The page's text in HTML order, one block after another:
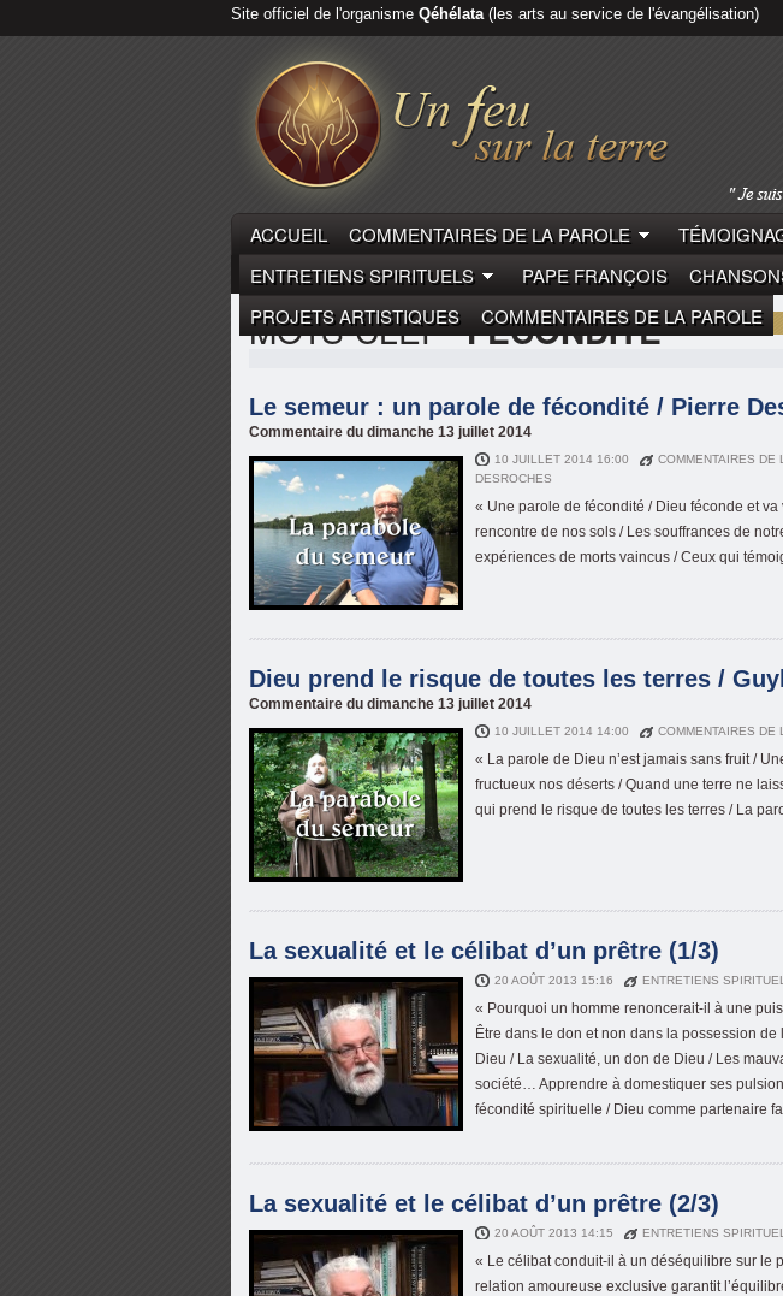
Site officiel de l'organisme Qéhélata(les arts au service de l'évangélisation)
ACCUEIL COMMENTAIRES DE LA PAROLE
ENTRETIENS SPIRITUELS
PAPE FRANÇOIS
PROJETS ARTISTIQUES
COMMENTAIRES DE LA PAROLE
MOTS-CLEF"FÉCONDITÉ"
Le semeur : un parole de fécondité / Pierre
Commentaire du dimanche 13 juillet 2014
10 JUILLET 2014 16:00 COMMENTAIRES DE
DESROCHES
« Une parole de fécondité / Dieu féconde et
rencontre de nos sols / Les souffrances de
expériences de morts vaincus / Ceux qui
Dieu prend le risque de toutes les terres /
Commentaire du dimanche 13 juillet 2014
10 JUILLET 2014 14:00 COMMENTAIRES DE
« La parole de Dieu n’est jamais sans fruit /
fructueux nos déserts / Quand une terre ne
qui prend le risque de toutes les terres / La
La sexualité et le célibat d’un prêtre (1/3)
20 AOÛT 2013 15:16 ENTRETIENS
« Pourquoi un homme renoncerait-il à une
Être dans le don et non dans la possession de
Dieu / La sexualité, un don de Dieu / Les
société… Apprendre à domestiquer ses
fécondité spirituelle / Dieu comme partenaire
La sexualité et le célibat d’un prêtre (2/3)
20 AOÛT 2013 14:15 ENTRETIENS
« Le célibat conduit-il à un déséquilibre sur le
relation amoureuse exclusive garantit